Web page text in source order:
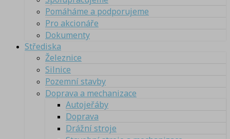
Pomáháme a podporujeme
Pro akcionáře
Dokumenty
Střediska
Železnice
Silnice
Pozemní stavby
Doprava a mechanizace
Autojeřáby
Doprava
Drážní stroje